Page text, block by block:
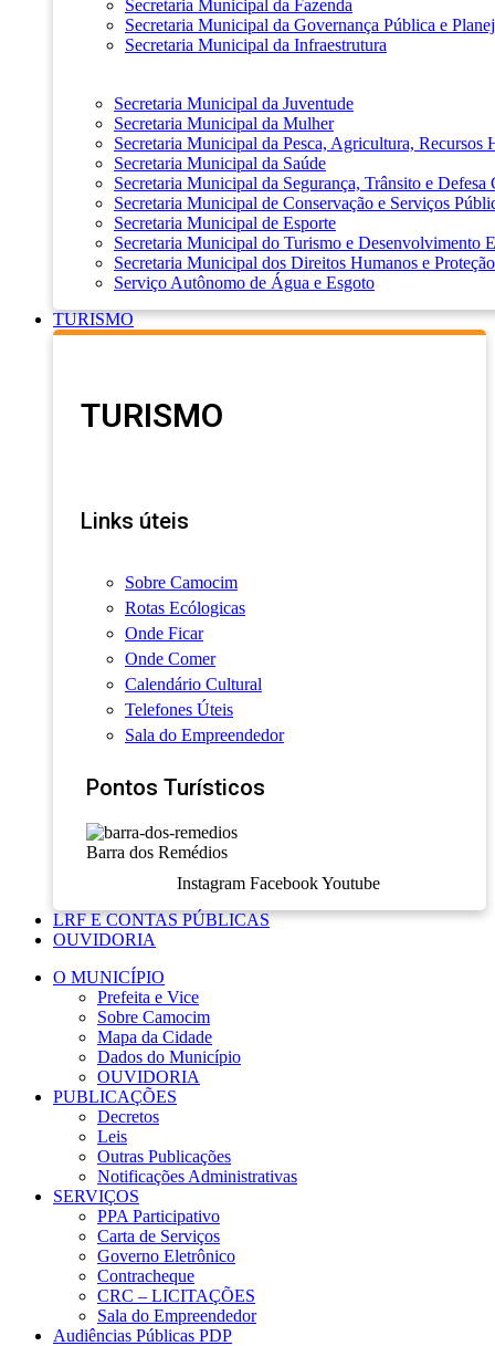
Secretaria Municipal da Fazenda
Secretaria Municipal da Governança Pública e
Secretaria Municipal da Infraestrutura
Secretaria Municipal da Juventude
Secretaria Municipal da Mulher
Secretaria Municipal da Pesca, Agricultura, Recursos
Secretaria Municipal da Saúde
Secretaria Municipal da Segurança, Trânsito e Defesa
Secretaria Municipal de Conservação e Serviços
Secretaria Municipal de Esporte
Secretaria Municipal do Turismo e Desenvolvimento
Secretaria Municipal dos Direitos Humanos e
Serviço Autônomo de Água e Esgoto
TURISMO
TURISMO
Links úteis
Sobre Camocim
Rotas Ecólogicas
Onde Ficar
Onde Comer
Calendário Cultural
Telefones Úteis
Sala do Empreendedor
Pontos Turísticos
Barra dos Remédios
Instagram Facebook Youtube
LRF E CONTAS PÚBLICAS
OUVIDORIA
O MUNICÍPIO
Prefeita e Vice
Sobre Camocim
Mapa da Cidade
Dados do Município
OUVIDORIA
PUBLICAÇÕES
Decretos
Leis
Outras Publicações
Notificações Administrativas
SERVIÇOS
PPA Participativo
Carta de Serviços
Governo Eletrônico
Contracheque
CRC – LICITAÇÕES
Sala do Empreendedor
Audiências Públicas PDP